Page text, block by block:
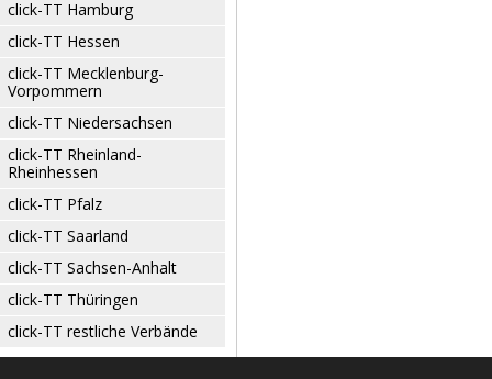
click-TT Hamburg
click-TT Hessen
click-TT Mecklenburg-
Vorpommern
click-TT Niedersachsen
click-TT Rheinland-
Rheinhessen
click-TT Pfalz
click-TT Saarland
click-TT Sachsen-Anhalt
click-TT Thüringen
click-TT restliche Verbände